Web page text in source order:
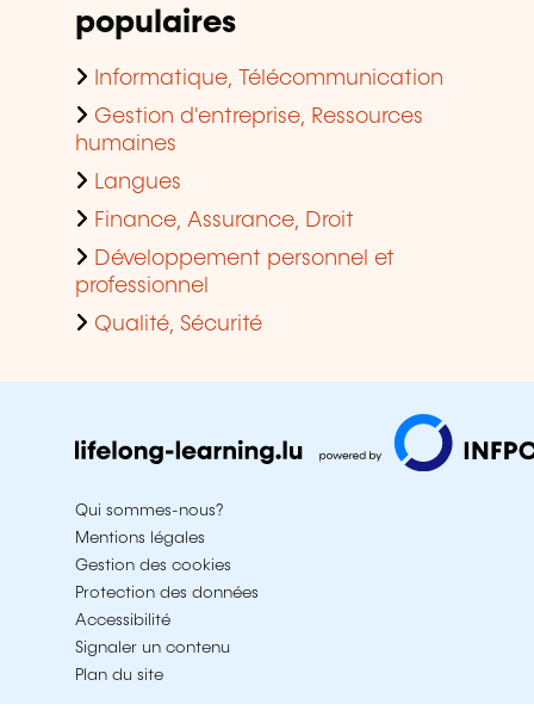
populaires
Informatique, Télécommunication
Gestion d'entreprise, Ressources
humaines
Langues
Finance, Assurance, Droit
Développement personnel et
professionnel
Qualité, Sécurité
Qui sommes-nous?
Mentions légales
Gestion des cookies
Protection des données
Accessibilité
Signaler un contenu
Plan du site